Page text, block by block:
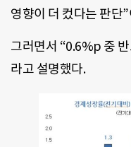
영향이 더 컸다는 판단
그러면서 “0.6%p 중
라고 설명했다.